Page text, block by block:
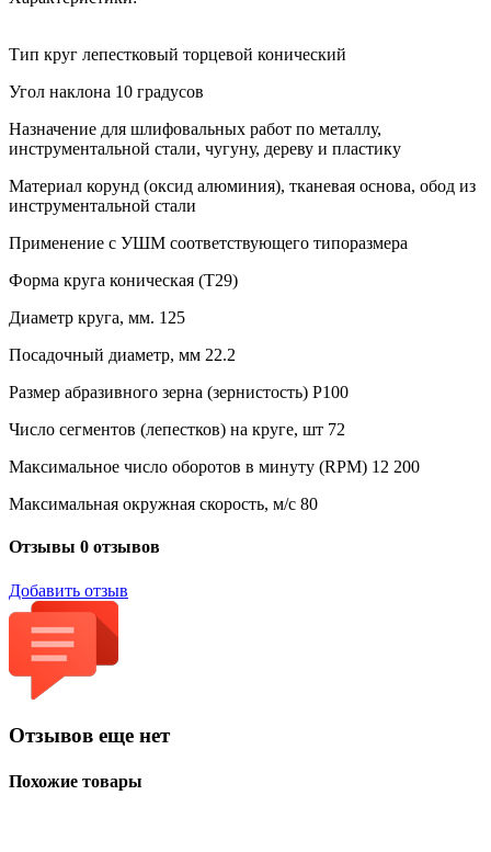
Тип круг лепестковый торцевой конический
Угол наклона 10 градусов
Назначение для шлифовальных работ по металлу,
инструментальной стали, чугуну, дереву и пластику
Материал корунд (оксид алюминия), тканевая основа, обод из
инструментальной стали
Применение с УШМ соответствующего типоразмера
Форма круга коническая (T29)
Диаметр круга, мм. 125
Посадочный диаметр, мм 22.2
Размер абразивного зерна (зернистость) P100
Число сегментов (лепестков) на круге, шт 72
Максимальное число оборотов в минуту (RPM) 12 200
Максимальная окружная скорость, м/с 80
Отзывы 0 отзывов
Добавить отзыв
Отзывов еще нет
Похожие товары